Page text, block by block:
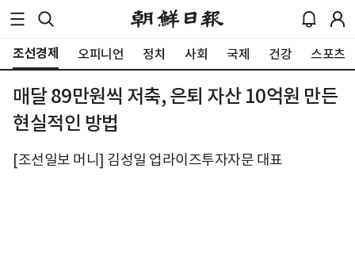
조선경제 오피니언 정치 사회 국제 건강 스포츠
매달 89만원씩 저축, 은퇴 자산 10억원 만든
현실적인 방법
[조선일보 머니] 김성일 업라이즈투자자문 대표